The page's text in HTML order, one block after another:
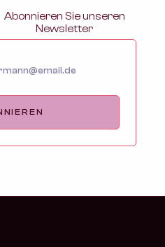
Abonnieren Sie unseren
Newsletter